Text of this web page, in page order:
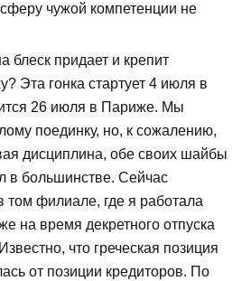
чужой компетенции не
блеск придает и крепит
Эта гонка стартует 4 июля в
26 июля в Париже. Мы
поединку, но, к сожалению,
дисциплина, обе своих шайбы
в большинстве. Сейчас
том филиале, где я работала
на время декретного отпуска
что греческая позиция
от позиции кредиторов. По